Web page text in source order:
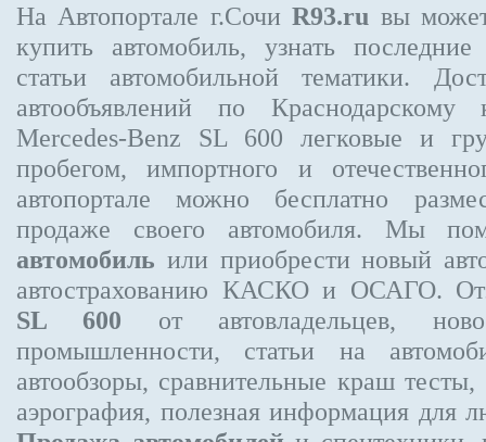
На Автопортале г.СочиR93.ru вы
купить автомобиль, узнать
статьи автомобильной тематики.
автообъявлений по
Mercedes-Benz SL 600 легковые и
пробегом, импортного и
автопортале можно бесплатно
продаже своего автомобиля. Мы
автомобиль или приобрести новый
автострахованию КАСКО и ОСАГО.
SL 600 от автовладельцев,
промышленности, статьи на
автообзоры, сравнительные краш
аэрография, полезная информация для